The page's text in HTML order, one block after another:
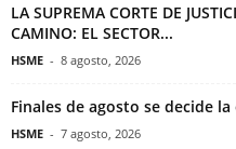
LA SUPREMA CORTE DE
CAMINO: EL SECTOR...
HSME - 8 agosto, 2026
Finales de agosto se decide
HSME - 7 agosto, 2026